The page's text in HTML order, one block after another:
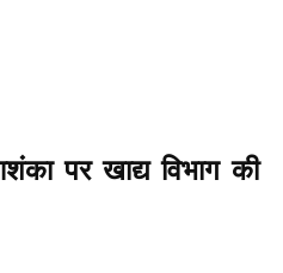
पर खाद्य विभाग की